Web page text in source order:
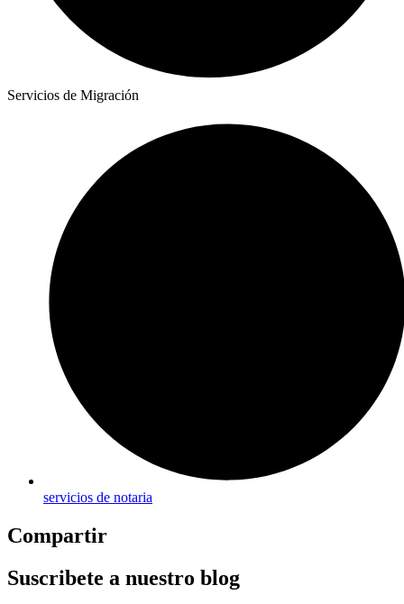
Servicios de Migración
servicios de notaria
Compartir
Suscribete a nuestro blog